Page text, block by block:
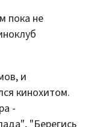
пока не
и
кинохитом.
-